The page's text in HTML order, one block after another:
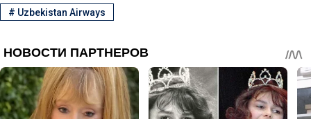
# Uzbekistan Airways